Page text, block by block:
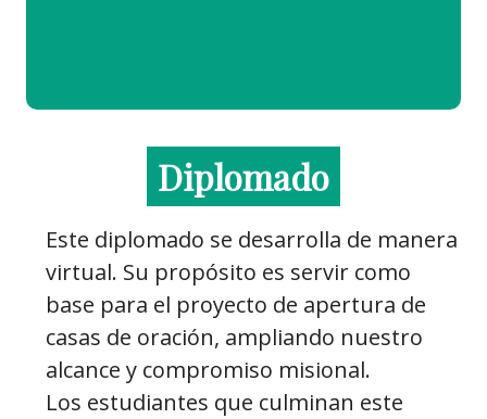
Diplomado
Este diplomado se desarrolla de manera
virtual. Su propósito es servir como
base para el proyecto de apertura de
casas de oración, ampliando nuestro
alcance y compromiso misional.
Los estudiantes que culminan este